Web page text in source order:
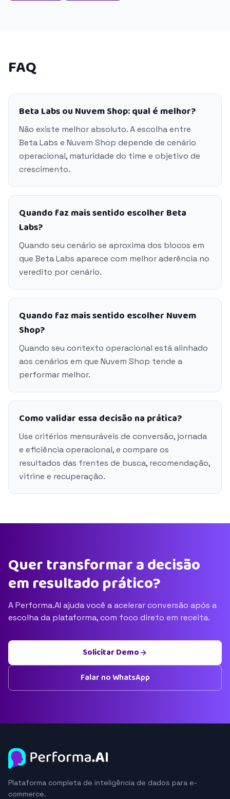
FAQ
Beta Labs ou Nuvem Shop: qual é melhor?
Não existe melhor absoluto. A escolha entre
Beta Labs e Nuvem Shop depende de cenário
operacional, maturidade do time e objetivo de
crescimento.
Quando faz mais sentido escolher Beta
Labs?
Quando seu cenário se aproxima dos blocos em
que Beta Labs aparece com melhor aderência no
veredito por cenário.
Quando faz mais sentido escolher Nuvem
Shop?
Quando seu contexto operacional está alinhado
aos cenários em que Nuvem Shop tende a
performar melhor.
Como validar essa decisão na prática?
Use critérios mensuráveis de conversão, jornada
e eficiência operacional, e compare os
resultados das frentes de busca, recomendação,
vitrine e recuperação.
Quer transformar a decisão
em resultado prático?
A Performa.AI ajuda você a acelerar conversão após a
escolha da plataforma, com foco direto em receita.
Solicitar Demo
Falar no WhatsApp
Plataforma completa de inteligência de dados para e-
commerce.